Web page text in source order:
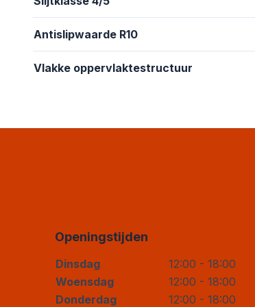
Antislipwaarde R10
Vlakke oppervlaktestructuur
Openingstijden
Dinsdag
12:00 - 18:00
Woensdag
12:00 - 18:00
Donderdag
12:00 - 18:00